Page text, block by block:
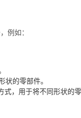
例如：
状的零部件。
式，用于将不同形状的